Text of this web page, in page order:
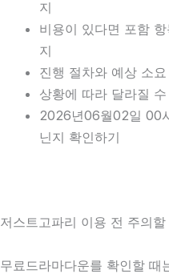
지
비용이 있다면 포함
지
진행 절차와 예상 소
상황에 따라 달라질
2026년06월02일 00
닌지 확인하기
저스트고파리 이용 전 주의할
무료드라마다운를 확인할 때